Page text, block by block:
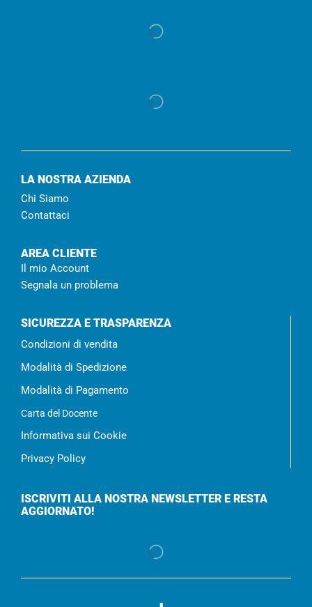
LA NOSTRA AZIENDA
Chi Siamo
Contattaci
AREA CLIENTE
Il mio Account
Segnala un problema
SICUREZZA E TRASPARENZA
Condizioni di vendita
Modalità di Spedizione
Modalità di Pagamento
Carta del Docente
Informativa sui Cookie
Privacy Policy
ISCRIVITI ALLA NOSTRA NEWSLETTER E RESTA
AGGIORNATO!